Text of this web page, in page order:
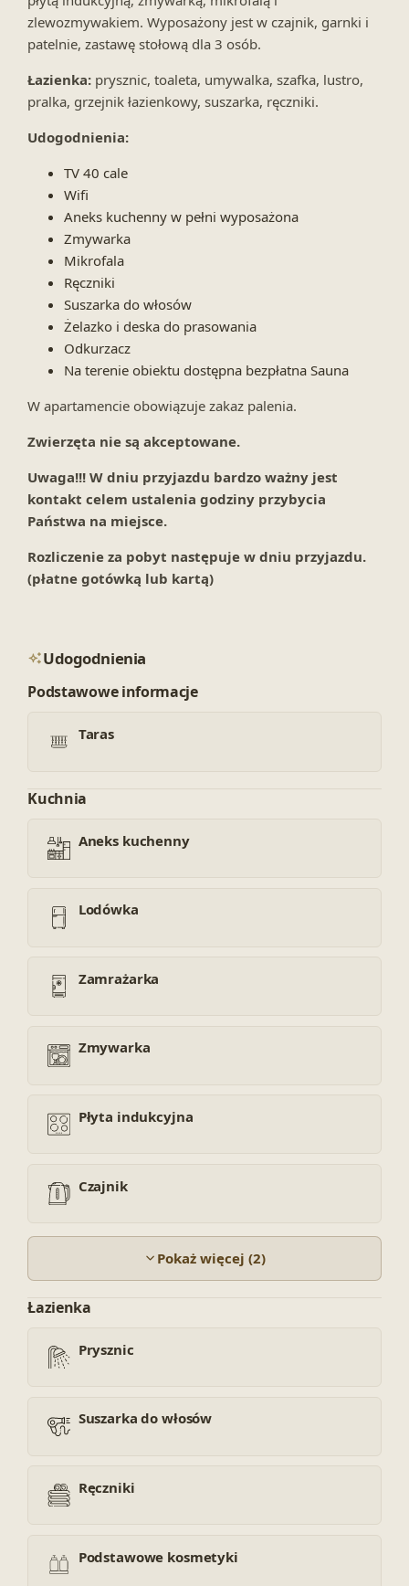
zlewozmywakiem. Wyposażony jest w czajnik, garnki i
patelnie, zastawę stołową dla 3 osób.
Łazienka: prysznic, toaleta, umywalka, szafka, lustro,
pralka, grzejnik łazienkowy, suszarka, ręczniki.
Udogodnienia:
TV 40 cale
Wifi
Aneks kuchenny w pełni wyposażona
Zmywarka
Mikrofala
Ręczniki
Suszarka do włosów
Żelazko i deska do prasowania
Odkurzacz
Na terenie obiektu dostępna bezpłatna Sauna
W apartamencie obowiązuje zakaz palenia.
Zwierzęta nie są akceptowane.
Uwaga!!! W dniu przyjazdu bardzo ważny jest
kontakt celem ustalenia godziny przybycia
Państwa na miejsce.
Rozliczenie za pobyt następuje w dniu przyjazdu.
(płatne gotówką lub kartą)
Udogodnienia
Podstawowe informacje
Taras
Kuchnia
Aneks kuchenny
Lodówka
Zamrażarka
Zmywarka
Płyta indukcyjna
Czajnik
Pokaż więcej (2)
Łazienka
Prysznic
Suszarka do włosów
Ręczniki
Podstawowe kosmetyki